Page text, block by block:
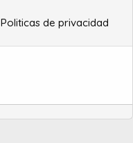
Politicas de privacidad